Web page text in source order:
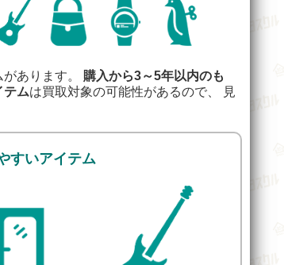
あります。 購入から3～5年以内のも
テムは買取対象の可能性があるので、 見
すいアイテム